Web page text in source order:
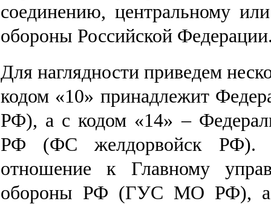
соединению, центральному
обороны Российской
Для наглядности приведем
кодом «10» принадлежит
РФ), а с кодом «14» –
РФ (ФС желдорвойск РФ).
отношение к Главному
обороны РФ (ГУС МО РФ), а